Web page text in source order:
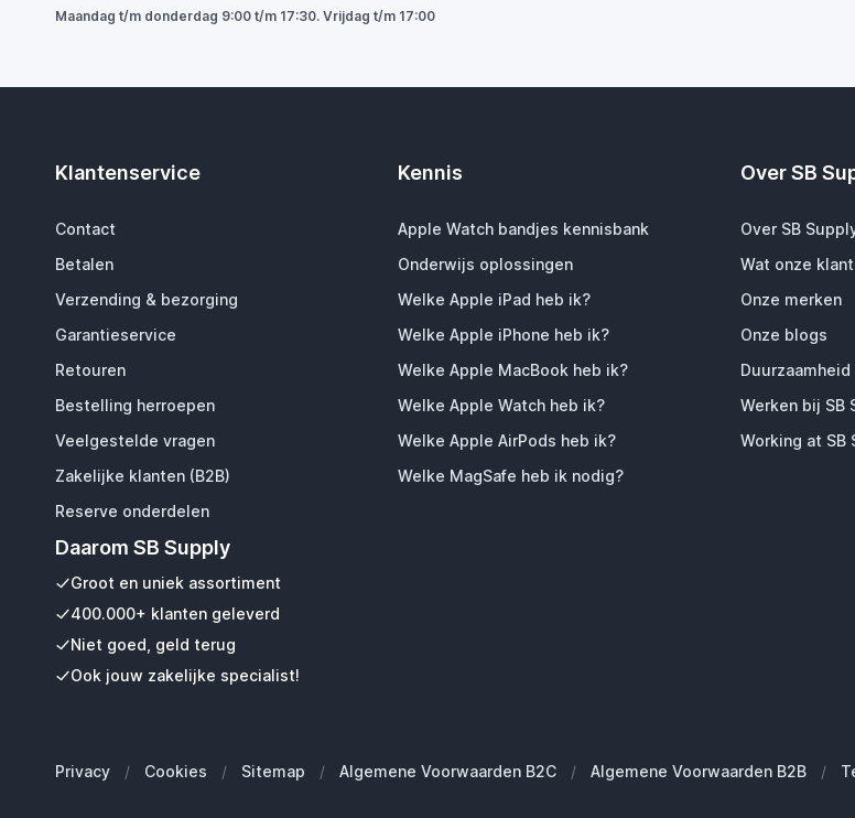
Maandag t/m donderdag 9:00 t/m 17:30. Vrijdag t/m 17:00
Klantenservice
Contact
Betalen
Verzending & bezorging
Garantieservice
Retouren
Bestelling herroepen
Veelgestelde vragen
Zakelijke klanten (B2B)
Reserve onderdelen
Daarom SB Supply
Groot en uniek assortiment
400.000+ klanten geleverd
Niet goed, geld terug
Ook jouw zakelijke specialist!
Kennis
Apple Watch bandjes kennisbank
Onderwijs oplossingen
Welke Apple iPad heb ik?
Welke Apple iPhone heb ik?
Welke Apple MacBook heb ik?
Welke Apple Watch heb ik?
Welke Apple AirPods heb ik?
Welke MagSafe heb ik nodig?
Over SB
Over SB
Wat onze
Onze merken
Onze blogs
Duurzaamheid
Werken bij SB
Working at SB
Privacy / Cookies / Sitemap / Algemene Voorwaarden B2C / Algemene Voorwaarden B2B /